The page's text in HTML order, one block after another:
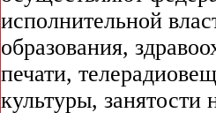
исполнительной
образования,
печати,
культуры,